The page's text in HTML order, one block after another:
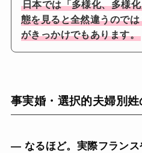
日本では「多様化、多様
態を見ると全然違うので
がきっかけでもあります。
事実婚・選択的夫婦別姓
— なるほど。実際フランス